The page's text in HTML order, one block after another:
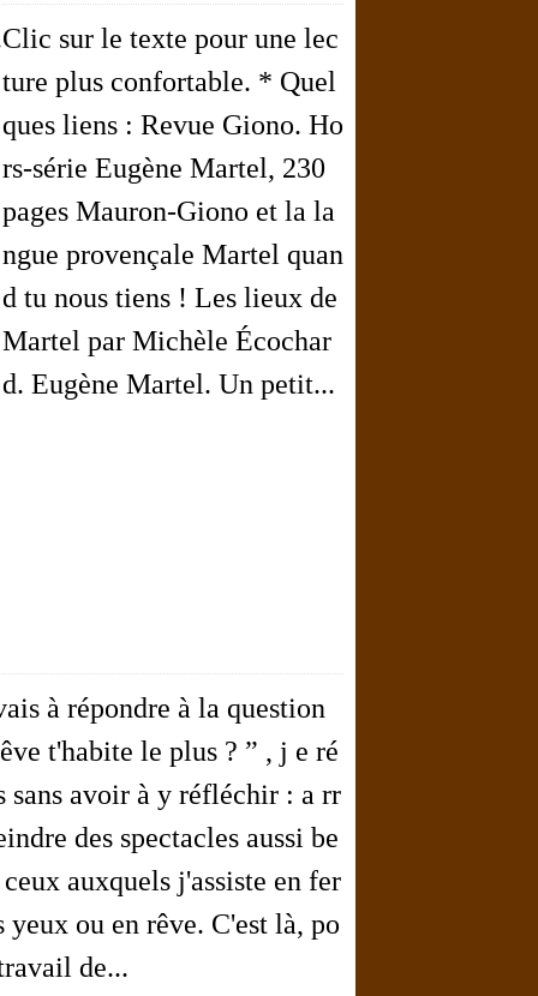
Clic sur le texte pour une lec
ture plus confortable. * Quel
ques liens : Revue Giono. Ho
rs-série Eugène Martel, 230
pages Mauron-Giono et la la
ngue provençale Martel quan
d tu nous tiens ! Les lieux de
Martel par Michèle Écochar
d. Eugène Martel. Un petit...
à répondre à la question
t'habite le plus ? ” , j e ré
sans avoir à y réfléchir : a rr
des spectacles aussi be
auxquels j'assiste en fer
yeux ou en rêve. C'est là, po
de...